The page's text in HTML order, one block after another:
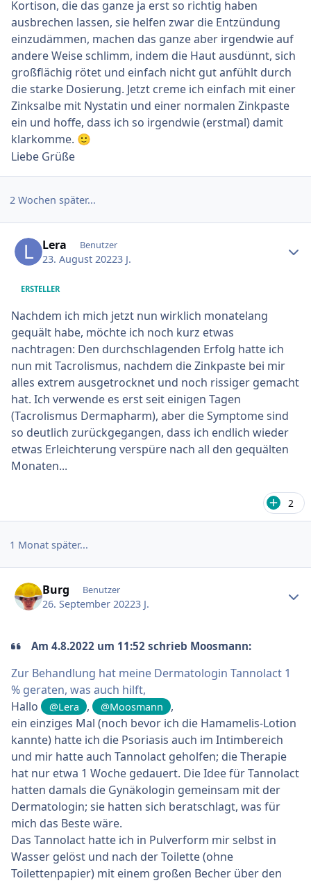
Kortison, die das ganze ja erst so richtig haben
ausbrechen lassen, sie helfen zwar die Entzündung
einzudämmen, machen das ganze aber irgendwie auf
andere Weise schlimm, indem die Haut ausdünnt, sich
großflächig rötet und einfach nicht gut anfühlt durch
die starke Dosierung. Jetzt creme ich einfach mit einer
Zinksalbe mit Nystatin und einer normalen Zinkpaste
ein und hoffe, dass ich so irgendwie (erstmal) damit
klarkomme. 🙂
Liebe Grüße
2 Wochen später...
Lera Benutzer
23. August 20223 J.
ERSTELLER
Nachdem ich mich jetzt nun wirklich monatelang
gequält habe, möchte ich noch kurz etwas
nachtragen: Den durchschlagenden Erfolg hatte ich
nun mit Tacrolismus, nachdem die Zinkpaste bei mir
alles extrem ausgetrocknet und noch rissiger gemacht
hat. Ich verwende es erst seit einigen Tagen
(Tacrolismus Dermapharm), aber die Symptome sind
so deutlich zurückgegangen, dass ich endlich wieder
etwas Erleichterung verspüre nach all den gequälten
Monaten...
2
1 Monat später...
Burg Benutzer
26. September 20223 J.
Am 4.8.2022 um 11:52 schrieb Moosmann:
Zur Behandlung hat meine Dermatologin Tannolact 1
% geraten, was auch hilft,
Hallo
@Lera , @Moosmann
,
ein einziges Mal (noch bevor ich die Hamamelis-Lotion
kannte) hatte ich die Psoriasis auch im Intimbereich
und mir hatte auch Tannolact geholfen; die Therapie
hat nur etwa 1 Woche gedauert. Die Idee für Tannolact
hatten damals die Gynäkologin gemeinsam mit der
Dermatologin; sie hatten sich beratschlagt, was für
mich das Beste wäre.
Das Tannolact hatte ich in Pulverform mir selbst in
Wasser gelöst und nach der Toilette (ohne
Toilettenpapier) mit einem großen Becher über den